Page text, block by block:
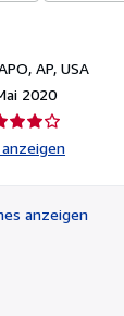
AP, USA
2020
anzeigen